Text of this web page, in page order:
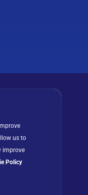
us to
improve
Policy